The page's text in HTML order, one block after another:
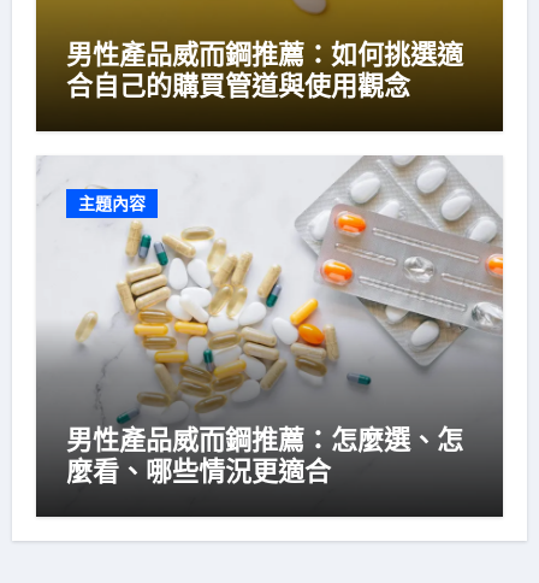
男性產品威而鋼推薦：如何挑選適
合自己的購買管道與使用觀念
主題內容
男性產品威而鋼推薦：怎麼選、怎
麼看、哪些情況更適合